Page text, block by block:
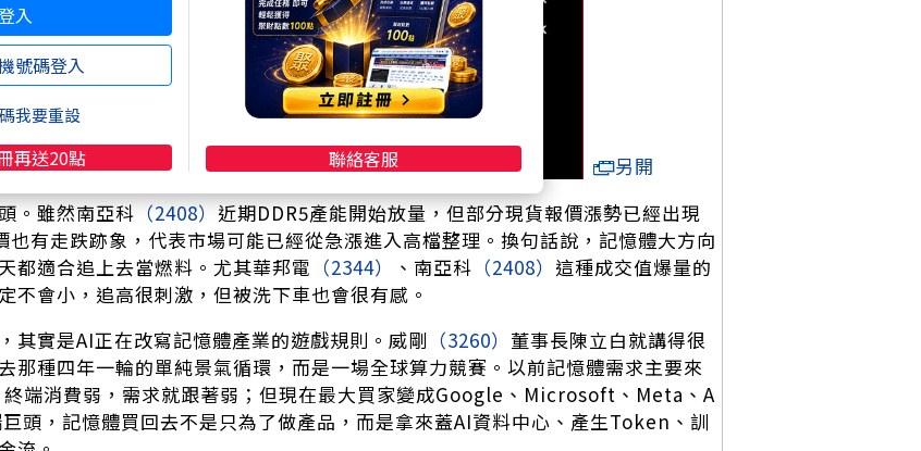
另開
。雖然南亞科（2408）近期DDR5產能開始放量，但部分現貨報價漲勢已經出現
也有走跌跡象，代表市場可能已經從急漲進入高檔整理。換句話說，記憶體大方向
都適合追上去當燃料。尤其華邦電 （2344） 、南亞科 （2408） 這種成交值爆量的
不會小，追高很刺激，但被洗下車也會很有感。
其實是AI正在改寫記憶體產業的遊戲規則。威剛 （3260） 董事長陳立白就講得很
那種四年一輪的單純景氣循環，而是一場全球算力競賽。以前記憶體需求主要來
終端消費弱，需求就跟著弱；但現在最大買家變成Google、Microsoft、Meta、A
頭，記憶體買回去不是只為了做產品，而是拿來蓋AI資料中心、產生Token、訓
入
號碼登入
我要重設
再送20點 聯絡客服